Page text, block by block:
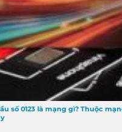
số 0123 là mạng gì? Thuộc